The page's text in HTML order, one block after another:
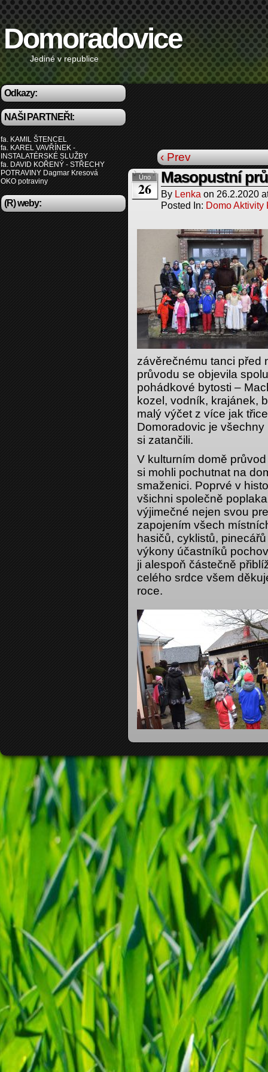
Domoradovice
Jediné v republice
Odkazy:
NAŠI PARTNEŘI:
fa. KAMIL ŠTENCEL
fa. KAREL VAVŘÍNEK -
INSTALATÉRSKÉ SLUŽBY
fa. DAVID KOŘENÝ - STŘECHY
POTRAVINY Dagmar Kresová
OKO potraviny
(R) weby:
‹ Prev
Úno
26
Masopustní
By Lenka on 26.2.2020
Posted In: Domo Aktivity
závěrečnému tanci před
průvodu se objevila
pohádkové bytosti –
kozel, vodník, krajánek,
malý výčet z více jak
Domoradovic je
si zatančili.
V kulturním domě
si mohli pochutnat na
smaženici. Poprvé v
všichni společně
výjimečné nejen svou
zapojením všech
hasičů, cyklistů,
výkony účastníků
ji alespoň částečně
celého srdce všem
roce.